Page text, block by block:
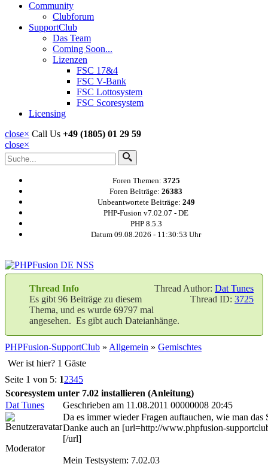
Community
Clubforum
SupportClub
Das Team
Coming Soon...
Lizenzen
FSC 17&4
FSC V-Bank
FSC Lottosystem
FSC Scoresystem
Licensing
close× Call Us +49 (1805) 01 29 59
close×
Foren Themen: 3725
Foren Beiträge: 26383
Unbeantwortete Beiträge: 249
PHP-Fusion v7.02.07 - DE
PHP 8.5.3
Datum 09.08.2026 - 11:30:54 Uhr
Thread Author: Dat Tunes
Thread ID: 3725
Thread Info
Es gibt 96 Beiträge zu diesem
Thema, und es wurde 69797 mal
angesehen. Es gibt auch Dateianhänge.
PHPFusion-SupportClub » Allgemein » Gemischtes
Wer ist hier? 1 Gäste
Seite 1 von 5: 12345
Scoresystem unter 7.02 installieren (Anleitung)
Dat Tunes
Geschrieben am 11.08.2011 00000008 20:45
Moderator
Da es immer wieder Fragen auftauchen, wie man
Danke auch an [url=http://www.phpfusion-
[/url]
Mein Testsystem: 7.02.03